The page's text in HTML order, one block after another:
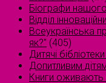
Біографи
Відділ
Всеукраїнська
як?" (405)
Дитячі
Допитливим
Книги оживають